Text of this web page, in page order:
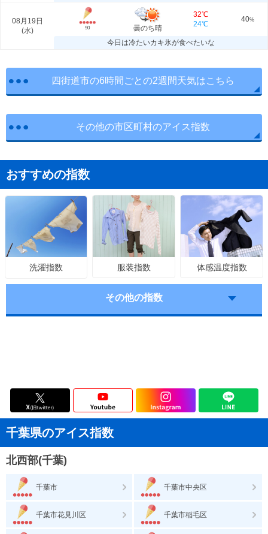
08月19日
(水) 90 曇のち晴
32℃
24℃
40%
今日は冷たいカキ氷が食べたいな
四街道市の6時間ごとの2週間天気はこちら
その他の市区町村のアイス指数
おすすめの指数
洗濯指数 服装指数 体感温度指数
その他の指数
千葉県のアイス指数
北西部(千葉)
千葉市 千葉市中央区
千葉市花見川区 千葉市稲毛区